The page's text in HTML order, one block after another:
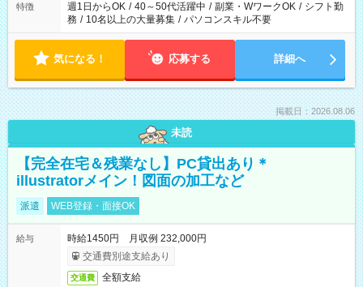
特徴 週1日からOK / 40～50代活躍中 / 副業・WワークOK / シフト勤
務 / 10名以上の大量募集 / パソコンスキル不要
気になる！ 応募する 詳細へ
掲載日：2026.08.06
未読
【完全在宅＆残業なし】PC貸出あり＊
illustratorメイン！図面の加工など
派遣 WEB登録・面接OK
給与
時給1450円 月収例 232,000円
交通費別途支給あり
交通費 全額支給